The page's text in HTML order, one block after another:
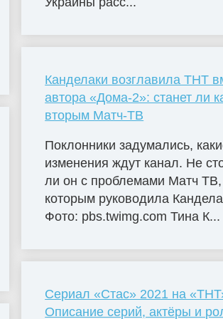
Канделаки возглавила ТНТ
автора «Дома-2»: станет ли
вторым Матч-ТВ
Поклонники задумались,
изменения ждут канал. Не
ли он с проблемами Матч ТВ,
которым руководила
Фото: pbs.twimg.com Тина К...
Сериал «Стас» 2021 на
Описание серий, актёры и